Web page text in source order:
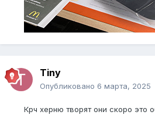
Tiny
Опубликовано 6 марта, 2025
Крч херню творят они скоро это